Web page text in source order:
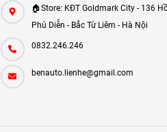
🏠Store: KĐT Goldmark City - 136
Phú Diễn - Bắc Từ Liêm - Hà Nội
0832.246.246
benauto.lienhe@gmail.com